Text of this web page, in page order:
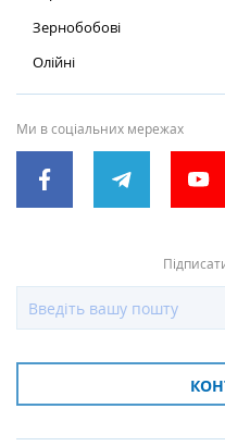
Зернобобові
Олійні
Ми в соціальних мережах